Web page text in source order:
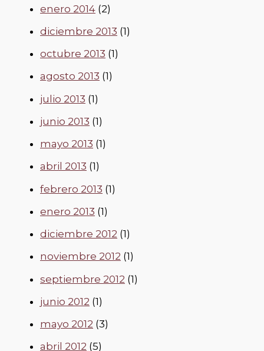
enero 2014 (2)
diciembre 2013 (1)
octubre 2013 (1)
agosto 2013 (1)
julio 2013 (1)
junio 2013 (1)
mayo 2013 (1)
abril 2013 (1)
febrero 2013 (1)
enero 2013 (1)
diciembre 2012 (1)
noviembre 2012 (1)
septiembre 2012 (1)
junio 2012 (1)
mayo 2012 (3)
abril 2012 (5)